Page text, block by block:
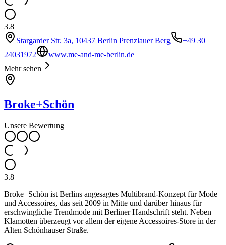
3.8
Stargarder Str. 3a, 10437 Berlin Prenzlauer Berg
+49 30
24031972
www.me-and-me-berlin.de
Mehr sehen
Broke+Schön
Unsere Bewertung
3.8
Broke+Schön ist Berlins angesagtes Multibrand-Konzept für Mode
und Accessoires, das seit 2009 in Mitte und darüber hinaus für
erschwingliche Trendmode mit Berliner Handschrift steht. Neben
Klamotten überzeugt vor allem der eigene Accessoires-Store in der
Alten Schönhauser Straße.